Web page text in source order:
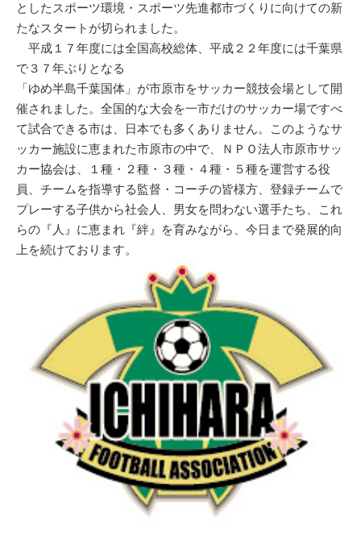
としたスポーツ環境・スポーツ先進都市づくりに向けての新
たなスタートが切られました。
平成１７年度には全国高校総体、平成２２年度には千葉県
で３７年ぶりとなる
「ゆめ半島千葉国体」が市原市をサッカー競技会場として開
催されました。全国的な大会を一市だけのサッカー場ですべ
て試合できる市は、日本でも多くありません。このようなサ
ッカー施設に恵まれた市原市の中で、ＮＰＯ法人市原市サッ
カー協会は、１種・２種・３種・４種・５種を運営する役
員、チームを指導する監督・コーチの皆様方、登録チームで
プレーする子供から社会人、男女を問わない選手たち、これ
らの『人』に恵まれ『絆』を育みながら、今日まで発展的向
上を続けております。